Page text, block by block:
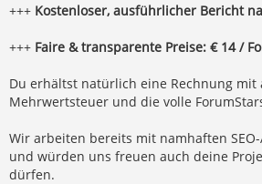
+++ Kostenloser, ausführlicher Bericht
+++ Faire & transparente Preise: € 14 /
Du erhältst natürlich eine Rechnung mit
Mehrwertsteuer und die volle
Wir arbeiten bereits mit namhaften
und würden uns freuen auch deine
dürfen.